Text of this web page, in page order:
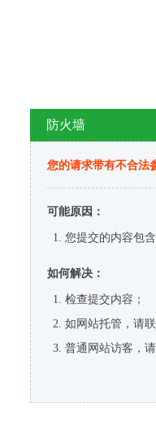
防火墙
您的请求带有不合法
可能原因：
您提交的内容包
如何解决：
检查提交内容；
如网站托管，请
普通网站访客，